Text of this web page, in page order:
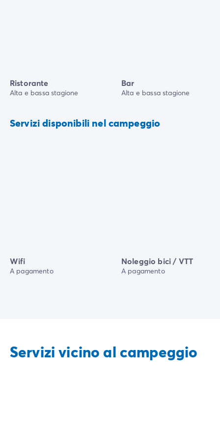
Ristorante
Alta e bassa stagione
Bar
Alta e bassa stagione
Servizi disponibili nel campeggio
Wifi
A pagamento
Noleggio bici / VTT
A pagamento
Servizi vicino al campeggio